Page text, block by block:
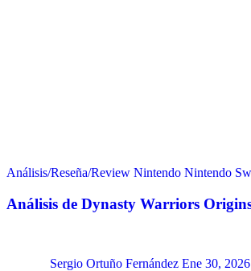
Análisis/Reseña/Review Nintendo Nintendo
Análisis de Dynasty Warriors
Sergio Ortuño Fernández Ene 30, 2026